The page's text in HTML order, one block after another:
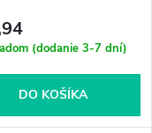
(dodanie 3-7 dní)
DO KOŠÍKA